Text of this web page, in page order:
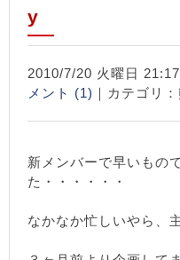
y
2010/7/20 火曜日
メント (1) ｜カテゴリ：
新メンバーで早いもの
た・・・・・・
なかなか忙しいやら、